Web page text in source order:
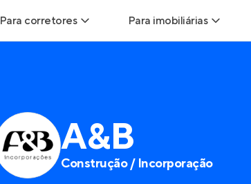
Para corretores
Parcerias imobiliárias
Hub de Corretores
Para imobiliárias
Anunciar imóveis
Entrar no Painel
A&B
Construção / Incorporação